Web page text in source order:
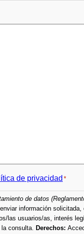
de privacidad *
de datos
las usuarios/as, interés
consulta. Derechos: